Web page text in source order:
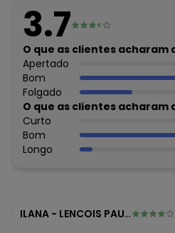
Decote frente: Redondo
Fornecedor: ELIAN INDUSTRIA
82.698.085/0001-98
Feito: Brasil
Cuidados para conservação do
Não alvejar - Não secar em
Temperatura máxima da base
- Não limpar a seco
Observação: Bolso com lapela
Fechamento: Zíper
3.7
O que as clientes acharam
Apertado
Bom
Folgado
O que as clientes acharam
Curto
Bom
Longo
ILANA - LENCOIS PAULISTA - SP